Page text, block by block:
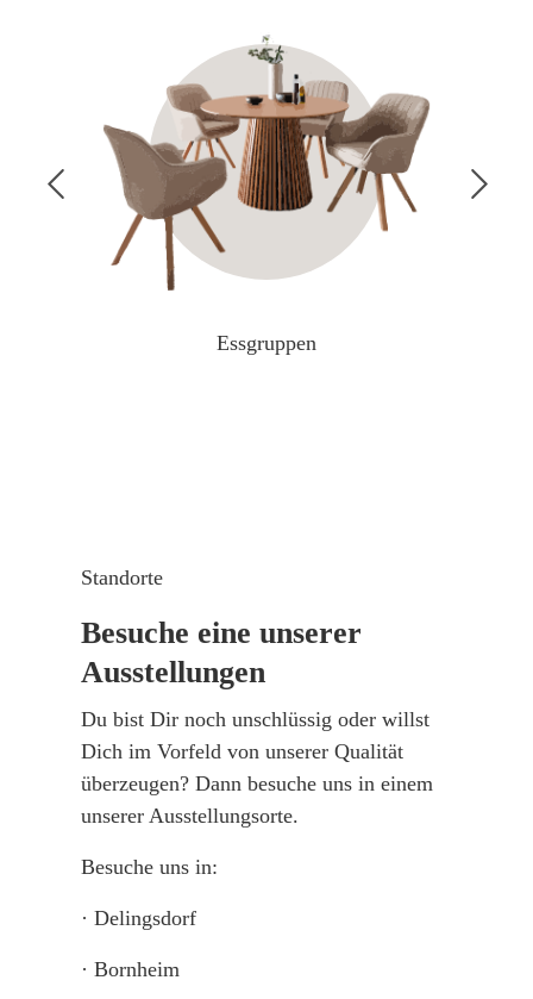
Essgruppen
Standorte
Besuche eine unserer
Ausstellungen
Du bist Dir noch unschlüssig oder willst
Dich im Vorfeld von unserer Qualität
überzeugen? Dann besuche uns in einem
unserer Ausstellungsorte.
Besuche uns in:
· Delingsdorf
· Bornheim